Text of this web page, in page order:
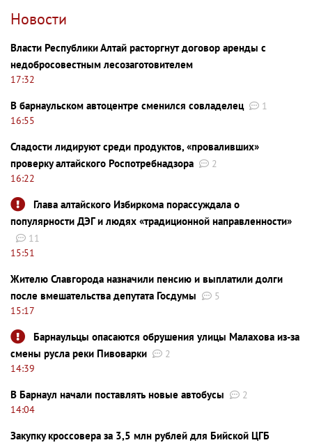
Новости
Власти Республики Алтай расторгнут договор аренды с
недобросовестным лесозаготовителем
17:32
В барнаульском автоцентре сменился совладелец
1
16:55
Сладости лидируют среди продуктов, «проваливших»
проверку алтайского Роспотребнадзора
2
16:22
Глава алтайского Избиркома порассуждала о
популярности ДЭГ и людях «традиционной направленности»
11
15:51
Жителю Славгорода назначили пенсию и выплатили долги
после вмешательства депутата Госдумы
5
15:17
Барнаульцы опасаются обрушения улицы Малахова из-за
смены русла реки Пивоварки
2
14:39
В Барнаул начали поставлять новые автобусы
2
14:04
Закупку кроссовера за 3,5 млн рублей для Бийской ЦГБ